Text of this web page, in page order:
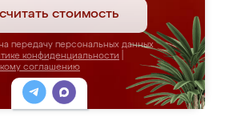
стоимость
передачу персональных данных
конфиденциальности
соглашению